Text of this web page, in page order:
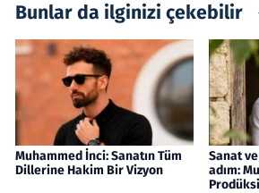
Bunlar da ilginizi çekebilir
Muhammed İnci: Sanatın Tüm
Dillerine Hakim Bir Vizyon
Sanat
adım: